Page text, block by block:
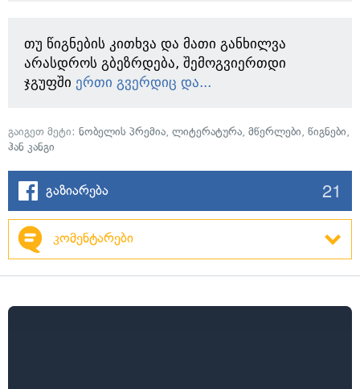
თუ წიგნების კითხვა და მათი განხილვა
არასდროს გბეზრდება, შემოგვიერთდი
ჯგუფში ერთი გვერდიც და...
გაიგეთ მეტი: ნობელის პრემია, ლიტერატურა, მწერლები, წიგნები,
ჰან კანგი
გაზიარება 21
კომენტარები